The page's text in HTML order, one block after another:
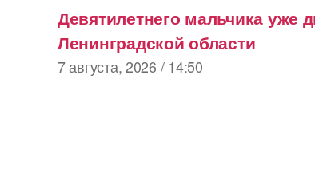
Девятилетнего мальчика уже
Ленинградской области
7 августа, 2026 / 14:50